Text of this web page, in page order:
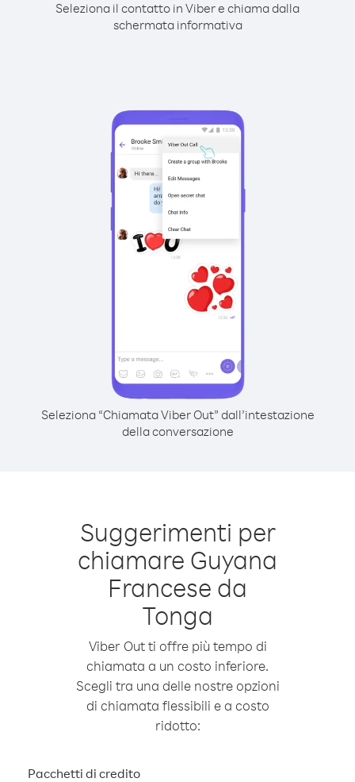
Seleziona il contatto in Viber e chiama dalla
schermata informativa
Seleziona “Chiamata Viber Out” dall’intestazione
della conversazione
Suggerimenti per
chiamare Guyana
Francese da
Tonga
Viber Out ti offre più tempo di
chiamata a un costo inferiore.
Scegli tra una delle nostre opzioni
di chiamata flessibili e a costo
ridotto:
Pacchetti di credito